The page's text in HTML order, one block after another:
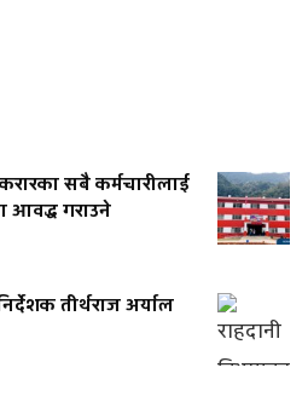
सबै कर्मचारीलाई
आवद्ध गराउने
तीर्थराज अर्याल